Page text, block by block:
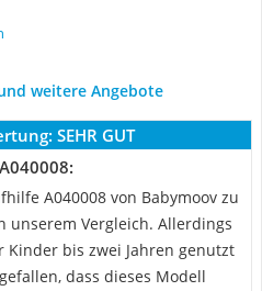
weitere Angebote
SEHR GUT
A040008 von Babymoov zu
unserem Vergleich. Allerdings
Kinder bis zwei Jahren genutzt
dass dieses Modell